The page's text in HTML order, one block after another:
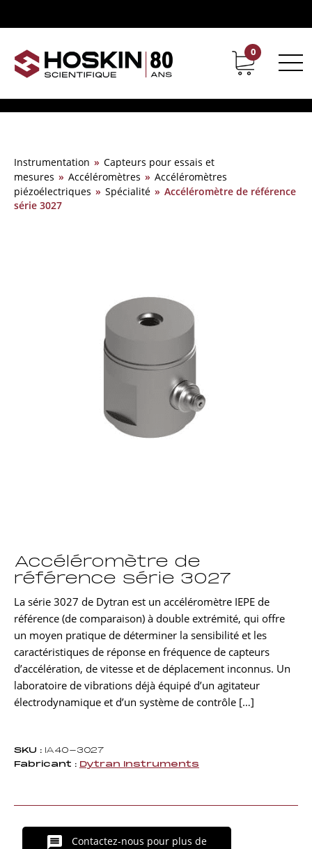
Support Carrières chez Hoskin
0
Instrumentation » Capteurs pour essais et
mesures » Accéléromètres » Accéléromètres
piézoélectriques » Spécialité » Accéléromètre de référence
série 3027
Accéléromètre de
référence série 3027
La série 3027 de Dytran est un accéléromètre IEPE de
référence (de comparaison) à double extrémité, qui offre
un moyen pratique de déterminer la sensibilité et les
caractéristiques de réponse en fréquence de capteurs
d’accélération, de vitesse et de déplacement inconnus. Un
laboratoire de vibrations déjà équipé d’un agitateur
électrodynamique et d’un système de contrôle […]
SKU : IA40-3027
Fabricant : Dytran Instruments
Contactez-nous pour plus de